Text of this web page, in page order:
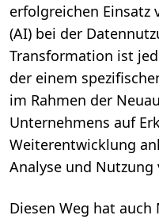
erfolgreichen
(AI) bei der
Transformation ist
der einem
im Rahmen der
Unternehmens auf
Weiterentwicklung
Analyse und Nutzung
Diesen Weg hat